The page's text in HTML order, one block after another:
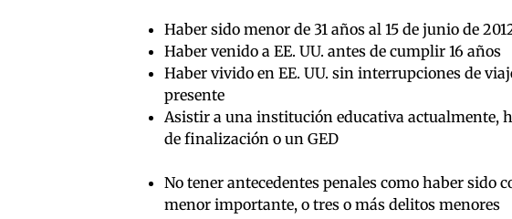
Haber sido menor de 31 años al 15 de junio de
Haber venido a EE. UU. antes de cumplir 16 años
Haber vivido en EE. UU. sin interrupciones de
presente
Asistir a una institución educativa actualmente,
de finalización o un GED
No tener antecedentes penales como haber sido
menor importante, o tres o más delitos menores